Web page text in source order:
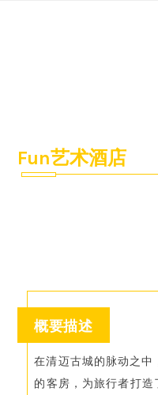
Fun艺术酒店
概要描述
在清迈古城的脉动之中
的客房，为旅行者打